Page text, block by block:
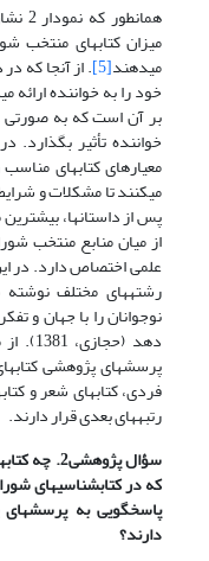
میزان کتابهای منتخب
می‏دهند[5] . از آنجا که
بر آن است که به صورتی
خواننده تأثیر بگذارد.
معیارهای کتابهای
پس از داستانها،
از میان منابع منتخب
علمی اختصاص دارد. در
رشته‏های مختلف
نوجوانان را با جهان و
دهد
پرسشهای پژوهشی
فردی، کتابهای شعر و
رتبه‏های بعدی قرار دارند.
سؤال
پاسخگویی به پرسشهای
دارند؟